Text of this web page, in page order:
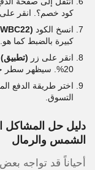
كود خصم؟. انقر على
انسخ الكود (WBC22)
كبيرة بالضبط كما هو.
انقر على زر (تطبيق)
20%. سيظهر سطر جديد يقول الخصم: -XX ريال.
اختر طريقة الدفع
التسوق.
دليل حل المشاكل
الشمس والرمال
أحياناً قد تواجه